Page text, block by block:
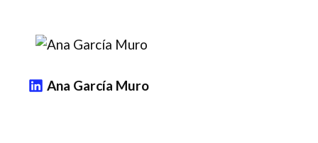
Ana García Muro